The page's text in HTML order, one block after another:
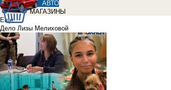
АВТО
МАГАЗИНЫ
Еще
Дело Лизы Мелиховой